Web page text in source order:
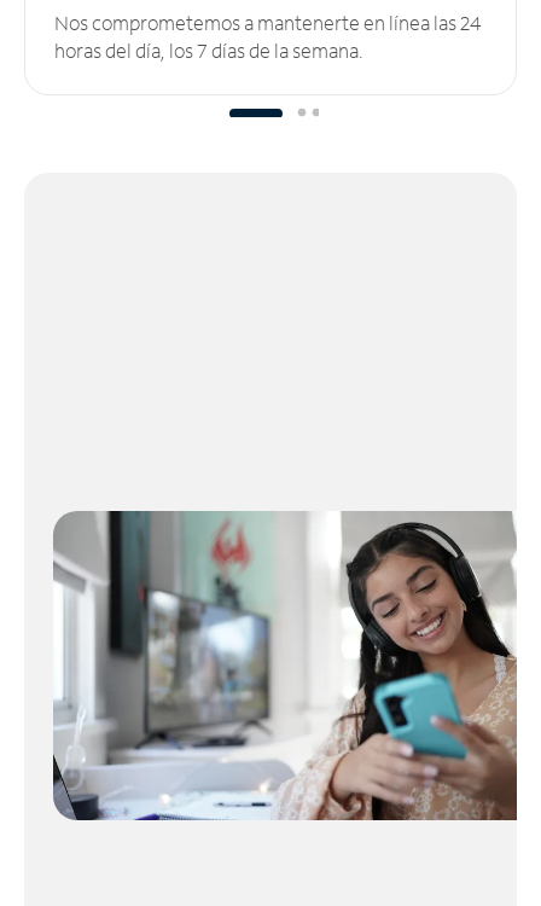
Nos comprometemos a mantenerte en línea las 24
horas del día, los 7 días de la semana.